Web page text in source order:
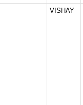
VISHAY